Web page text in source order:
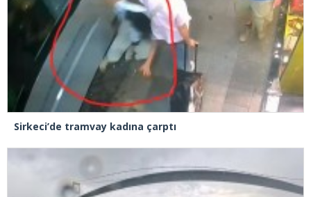
Sirkeci’de tramvay kadına çarptı